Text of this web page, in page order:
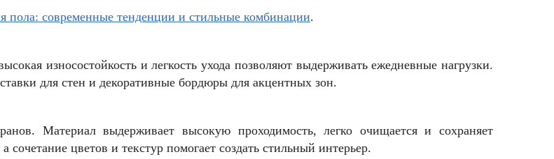
пола: современные тенденции и стильные комбинации.
износостойкость и легкость ухода позволяют выдерживать ежедневные нагрузки.
для стен и декоративные бордюры для акцентных зон.
Материал выдерживает высокую проходимость, легко очищается и сохраняет
цветов и текстур помогает создать стильный интерьер.